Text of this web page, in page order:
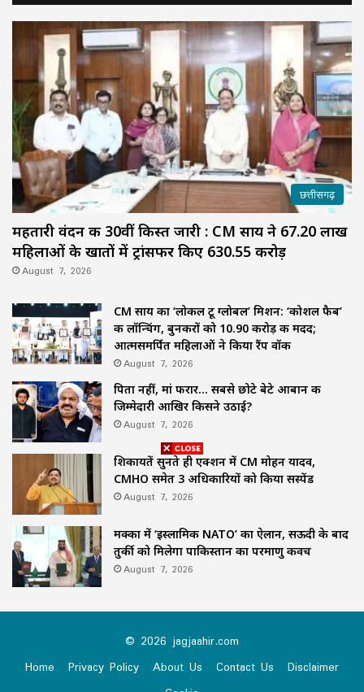
छत्तीसगढ़
महतारी वंदन की 30वीं किस्त जारी : CM साय ने 67.20 लाख
महिलाओं के खातों में ट्रांसफर किए ₹630.55 करोड़
August 7, 2026
CM साय का ‘लोकल टू ग्लोबल’ मिशन: ‘कोशल फैब’
की लॉन्चिंग, बुनकरों को 10.90 करोड़ की मदद;
आत्मसमर्पित महिलाओं ने किया रैंप वॉक
August 7, 2026
पिता नहीं, मां फरार… सबसे छोटे बेटे आबान की
जिम्मेदारी आखिर किसने उठाई?
August 7, 2026
शिकायतें सुनते ही एक्शन में CM मोहन यादव,
CMHO समेत 3 अधिकारियों को किया सस्पेंड
August 7, 2026
मक्का में ‘इस्लामिक NATO’ का ऐलान, सऊदी के बाद
तुर्की को मिलेगा पाकिस्तान का परमाणु कवच
August 7, 2026
© 2026 jagjaahir.com
Home
Privacy Policy About Us Contact Us
Disclaimer